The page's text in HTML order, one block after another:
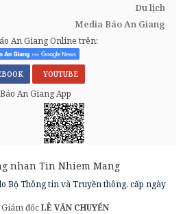
Du lịch
Media Báo An Giang
An Giang Online trên:
YOUTUBE
An Giang App
Bộ Thông tin và Truyền thông, cấp ngày
Giám đốcLÊ VĂN CHUYỂN